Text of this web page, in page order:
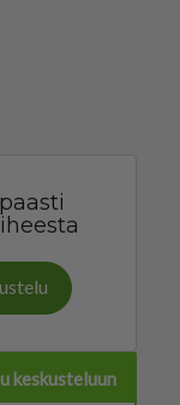
keskusteluun